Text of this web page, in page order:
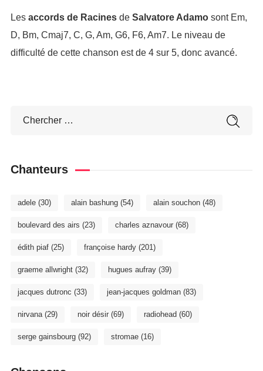
Les accords de Racinesde Salvatore Adamosont Em,
D, Bm, Cmaj7, C, G, Am, G6, F6, Am7. Le niveau de
difficulté de cette chanson est de 4 sur 5, donc avancé.
Chanteurs
adele(30) alain bashung(54) alain souchon(48)
boulevard des airs (23) charles aznavour(68)
édith piaf(25) françoise hardy(201)
graeme allwright(32) hugues aufray(39)
jacques dutronc (33) jean-jacques goldman(83)
nirvana(29) noir désir(69) radiohead (60)
serge gainsbourg(92) stromae(16)